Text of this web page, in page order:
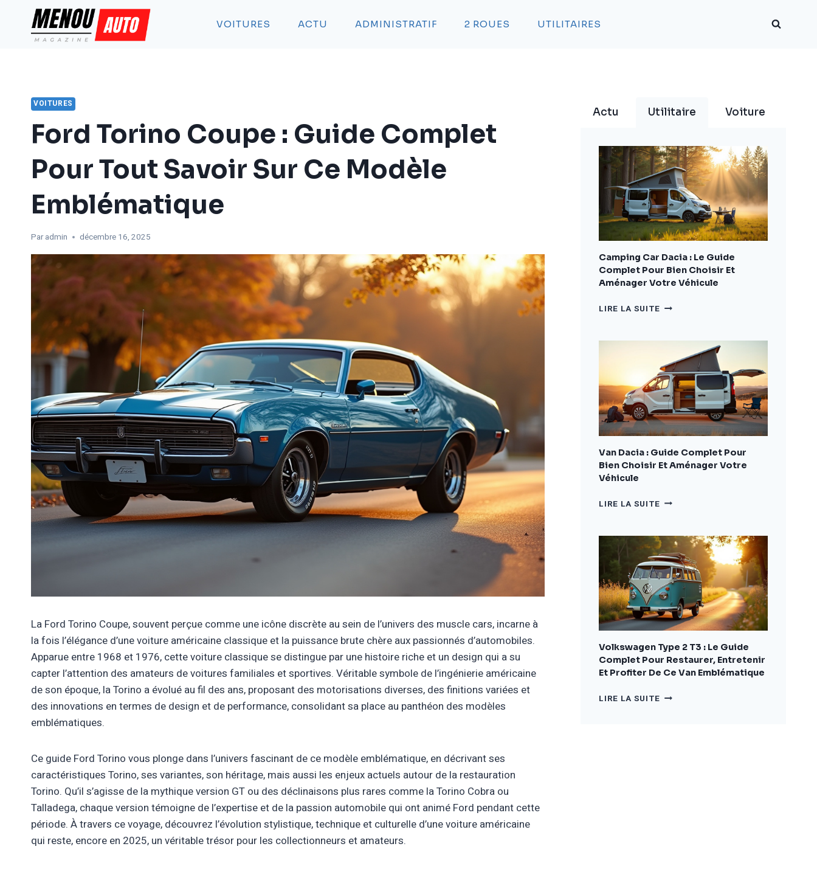
contenu
VOITURES ACTU ADMINISTRATIF 2 ROUES UTILITAIRES
VOITURES
Ford Torino Coupe : Guide Complet
Pour Tout Savoir Sur Ce Modèle
Emblématique
Par admin décembre 16, 2025
La Ford Torino Coupe, souvent perçue comme une icône discrète au sein de l’univers des muscle cars, incarne à
la fois l’élégance d’une voiture américaine classique et la puissance brute chère aux passionnés d’automobiles.
Apparue entre 1968 et 1976, cette voiture classique se distingue par une histoire riche et un design qui a su
capter l’attention des amateurs de voitures familiales et sportives. Véritable symbole de l’ingénierie américaine
de son époque, la Torino a évolué au fil des ans, proposant des motorisations diverses, des finitions variées et
des innovations en termes de design et de performance, consolidant sa place au panthéon des modèles
emblématiques.
Ce guide Ford Torino vous plonge dans l’univers fascinant de ce modèle emblématique, en décrivant ses
caractéristiques Torino, ses variantes, son héritage, mais aussi les enjeux actuels autour de la restauration
Torino. Qu’il s’agisse de la mythique version GT ou des déclinaisons plus rares comme la Torino Cobra ou
Talladega, chaque version témoigne de l’expertise et de la passion automobile qui ont animé Ford pendant cette
période. À travers ce voyage, découvrez l’évolution stylistique, technique et culturelle d’une voiture américaine
qui reste, encore en 2025, un véritable trésor pour les collectionneurs et amateurs.
Actu Utilitaire Voiture
Camping Car Dacia : Le Guide
Complet Pour Bien Choisir Et
Aménager Votre Véhicule
LIRE LA SUITECAMPING
:
GUIDE
COMPLET
POUR
BIEN
CHOISIR
ET
AMÉNAGER
VOTRE
VÉHICULE
Van Dacia : Guide Complet Pour
Bien Choisir Et Aménager Votre
Véhicule
LIRE LA SUITEVAN
GUIDE
COMPLET
POUR
BIEN
CHOISIR
ET
AMÉNAGER
VOTRE
Volkswagen Type 2 T3 : Le Guide
Complet Pour Restaurer, Entretenir
Et Profiter De Ce Van Emblématique
LIRE LA SUITEVOLKSWAGEN